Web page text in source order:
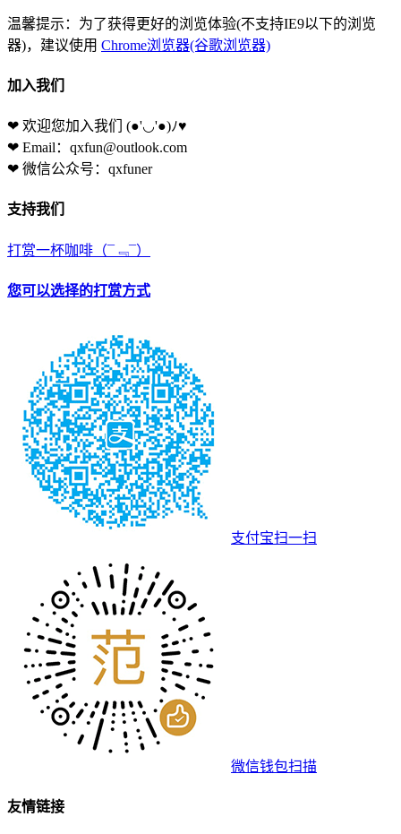
温馨提示：为了获得更好的浏览体验(不支持IE9以下的浏览
器)，建议使用 Chrome浏览器(谷歌浏览器)
加入我们
❤ 欢迎您加入我们 (●'◡'●)ﾉ♥
❤ Email：qxfun@outlook.com
❤ 微信公众号：qxfuner
支持我们
打赏一杯咖啡 （¯﹃¯）
您可以选择的打赏方式
支付宝扫一扫
微信钱包扫描
友情链接